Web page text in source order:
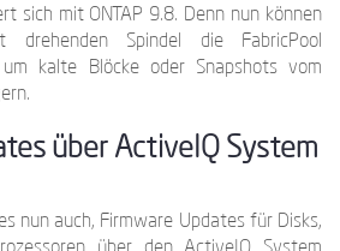
sich mit ONTAP 9.8. Denn nun können
Spindel die FabricPool
kalte Blöcke oder Snapshots vom
über ActiveIQ System
nun auch, Firmware Updates für Disks,
über den ActiveIQ System